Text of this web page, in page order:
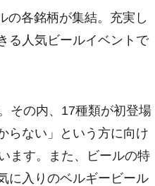
の各銘柄が集結。充実し
る人気ビールイベントで
その内、17種類が初登場
らない」という方に向け
ます。また、ビールの特
に入りのベルギービール